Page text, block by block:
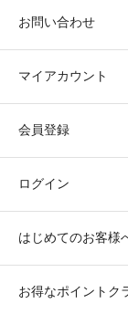
お問い合わせ
マイアカウント
会員登録
ログイン
はじめてのお客様
お得なポイントク